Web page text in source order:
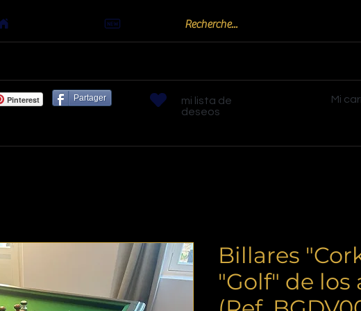
Pinterest Partager
mi lista de
deseos
Mi
Billares
"Golf" de los